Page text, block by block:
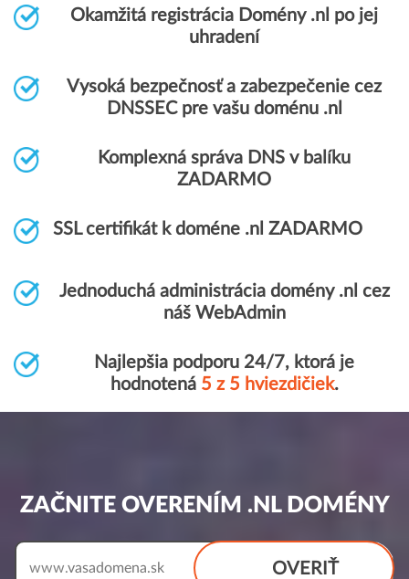
Okamžitá registrácia Domény .nl po jej
uhradení
Vysoká bezpečnosť a zabezpečenie cez
DNSSEC pre vašu doménu .nl
Komplexná správa DNS v balíku
ZADARMO
SSL certifikát k doméne .nl ZADARMO
Jednoduchá administrácia domény .nl cez
náš WebAdmin
Najlepšia podporu 24/7, ktorá je
hodnotená 5 z 5 hviezdičiek.
ZAČNITE OVERENÍM .NL DOMÉNY
OVERIŤ
www.